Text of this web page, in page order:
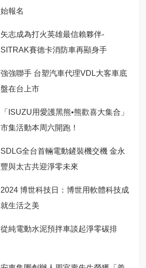
始報名
矢志成為打火英雄最信賴夥伴-
SITRAK賽德卡消防車再顯身手
強強聯手 台塑汽車代理VDL大客車底
盤在台上市
「ISUZU用愛護黑熊•熊歡喜大集合」
市集活動本周六開跑！
SDLG全台首輛電動鏟裝機交機 金永
豐與太古共迎淨零未來
2024 博世科技日：博世用軟體科技成
就生活之美
從純電動水泥預拌車談起淨零碳排